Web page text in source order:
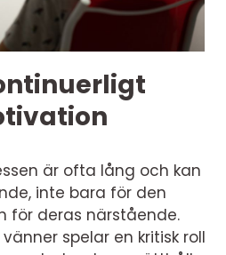
är ofta lång och kan
inte bara för den
för deras närstående.
spelar en kritisk roll